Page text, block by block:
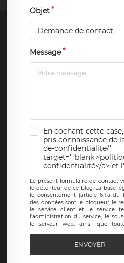
Objet
Demande de contact
Message
En cochant cette
pris connaissance de
de-confidentialite/'
confidentialité</a> et
Le présent formulaire de contact
le détenteur de ce blog. La base
le consentement (article 6.1.a du
des données sont le blogueur, le
le service client et le service
l’administration du service, le
le serveur web, ainsi que
autorisée. Le formulaire de
basé en France et offrant des
ENVOYER